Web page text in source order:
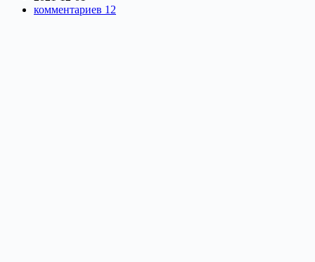
комментариев 12